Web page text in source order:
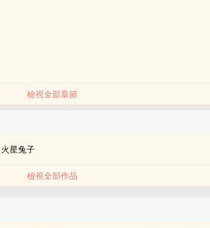
檢視全部章節
火星兔子
檢視全部作品